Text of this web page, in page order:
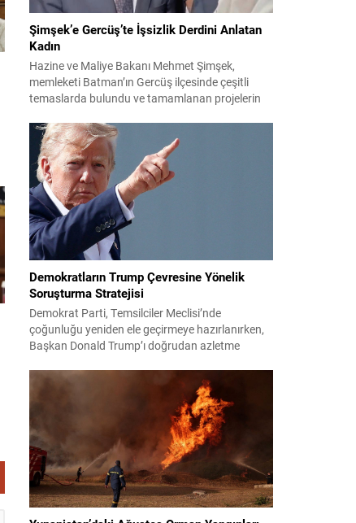
Şimşek’e Gercüş’te İşsizlik Derdini Anlatan
Kadın
Hazine ve Maliye Bakanı Mehmet Şimşek,
memleketi Batman’ın Gercüş ilçesinde çeşitli
temaslarda bulundu ve tamamlanan projelerin
sakinleriyle sohbet ettiği esnada bir yaşlı kadının
çocuklarının işsizliğine dair yakınmasını dinledi.
Kadının dertlerini Kürtçe olarak doğrudan Bakan
Şimşek’e aktarması, orada bulunanların ilgisini
çekti. Şimşek ise samimi bir...
Demokratların Trump Çevresine Yönelik
Soruşturma Stratejisi
Demokrat Parti, Temsilciler Meclisi’nde
çoğunluğu yeniden ele geçirmeye hazırlanırken,
Başkan Donald Trump’ı doğrudan azletme
hedef alan kapsamlı soruşturmalar yürütmeyi
planlıyor. Parti yöneticileri ve komisyon
danışmanları, şirketler, yükleniciler ve finans
kuruluşları üzerinden belge ve tanıklık toplama
yöntemlerini değerlendiriyor. Demokratlar, Beyaz
Saray’la doğrudan çatışmaya...